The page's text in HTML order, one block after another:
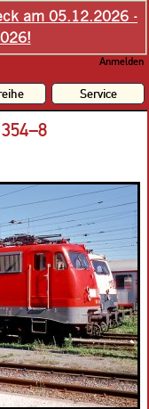
am 05.12.2026 -
Anmelden
Service
354–8